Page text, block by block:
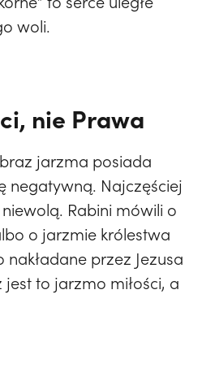
woli.
nie Prawa
jarzma posiada
negatywną. Najczęściej
Rabini mówili o
o jarzmie królestwa
nakładane przez Jezusa
to jarzmo miłości, a